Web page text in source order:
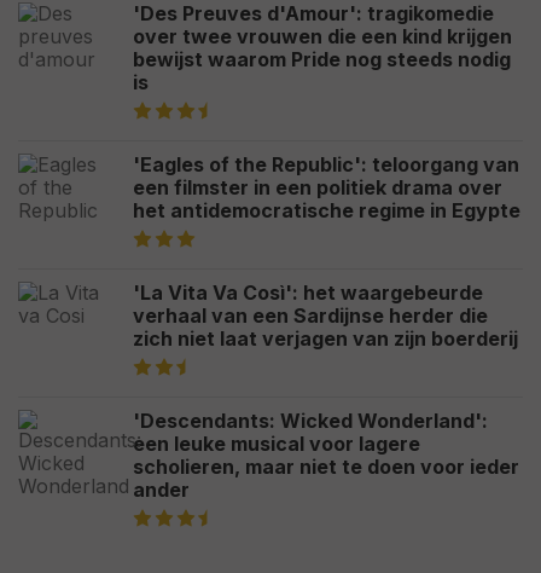
'Des Preuves d'Amour': tragikomedie
over twee vrouwen die een kind krijgen
bewijst waarom Pride nog steeds nodig
is
'Eagles of the Republic': teloorgang van
een filmster in een politiek drama over
het antidemocratische regime in Egypte
'La Vita Va Così': het waargebeurde
verhaal van een Sardijnse herder die
zich niet laat verjagen van zijn boerderij
'Descendants: Wicked Wonderland':
een leuke musical voor lagere
scholieren, maar niet te doen voor ieder
ander